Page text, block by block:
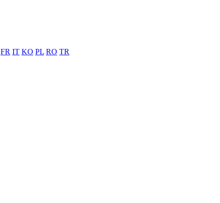
FR IT KO PL RO TR